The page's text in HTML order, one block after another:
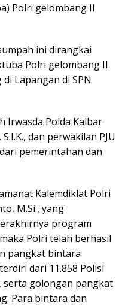
Polri gelombang II
ini dirangkai
Polri gelombang II
Lapangan di SPN
Irwasda Polda Kalbar
dan perwakilan PJU
pemerintahan dan
Kalemdiklat Polri
M.Si., yang
program
Polri telah berhasil
pangkat bintara
dari 11.858 Polisi
serta golongan pangkat
Para bintara dan